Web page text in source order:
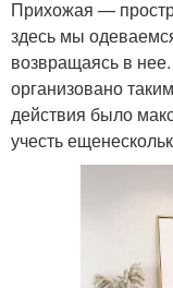
Прихожая —
здесь мы
возвращаясь в
организовано
действия было
учесть